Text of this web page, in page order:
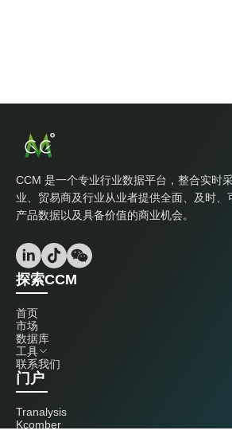
CCM 是一个专业行业数据平台，整合实时
业、贸易商及行业从业者提供全面、及时、
产品数据以及具备价值的商业机会。
探索CCM
首页
市场
数据库
工具
联系我们
门户
Tranalysis
Kcomber